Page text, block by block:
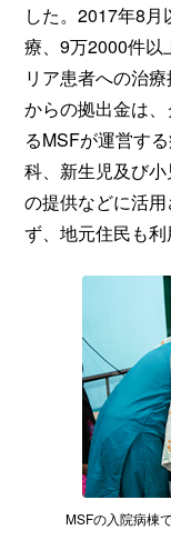
MSFの入院病棟
した。2017年8
療、9万2000件以
リア患者への治
からの拠出金は
るMSFが運営す
科、新生児及び
の提供などに活
ず、地元住民も